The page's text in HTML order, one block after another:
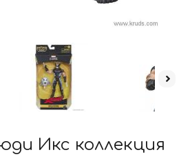
Икс коллекция